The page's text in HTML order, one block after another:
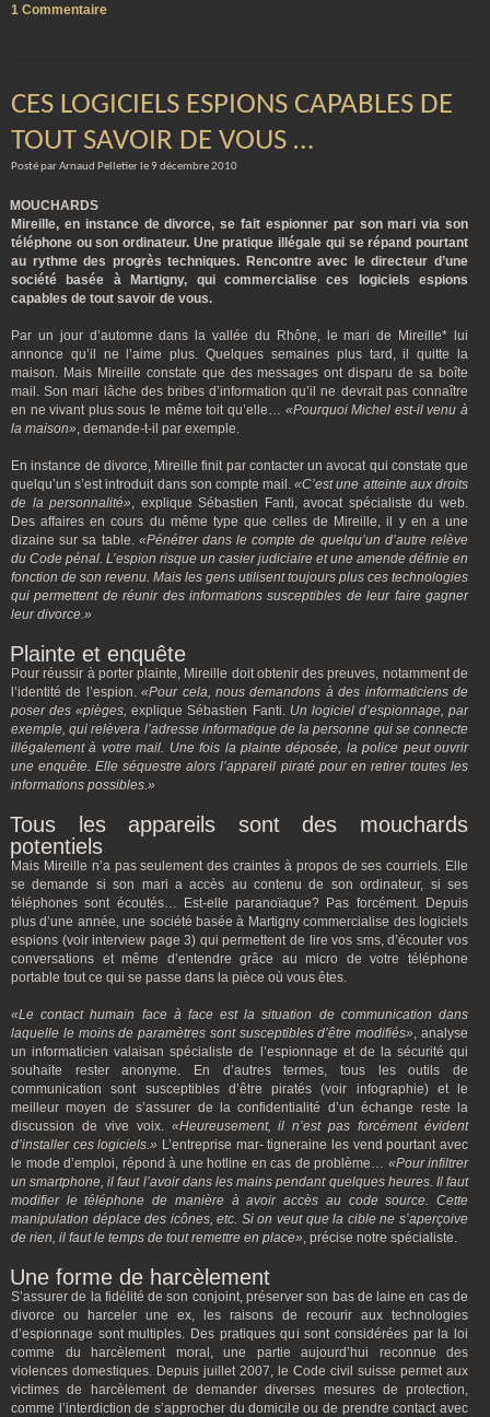
1 Commentaire
CES LOGICIELS ESPIONS CAPABLES DE
TOUT SAVOIR DE VOUS …
Posté par Arnaud Pelletier le 9 décembre 2010
MOUCHARDS
Mireille, en instance de divorce, se fait espionner par son mari via son
téléphone ou son ordinateur. Une pratique illégale qui se répand pourtant
au rythme des progrès techniques. Rencontre avec le directeur d’une
société basée à Martigny, qui commercialise ces logiciels espions
capables de tout savoir de vous.
Par un jour d’automne dans la vallée du Rhône, le mari de Mireille* lui
annonce qu’il ne l’aime plus. Quelques semaines plus tard, il quitte la
maison. Mais Mireille constate que des messages ont disparu de sa boîte
mail. Son mari lâche des bribes d’information qu’il ne devrait pas connaître
en ne vivant plus sous le même toit qu’elle… «Pourquoi Michel est-il venu à
la maison», demande-t-il par exemple.
En instance de divorce, Mireille finit par contacter un avocat qui constate que
quelqu’un s’est introduit dans son compte mail.«C’est une atteinte aux droits
de la personnalité», explique Sébastien Fanti, avocat spécialiste du web.
Des affaires en cours du même type que celles de Mireille, il y en a une
dizaine sur sa table. «Pénétrer dans le compte de quelqu’un d’autre relève
du Code pénal. L’espion risque un casier judiciaire et une amende définie en
fonction de son revenu. Mais les gens utilisent toujours plus ces technologies
qui permettent de réunir des informations susceptibles de leur faire gagner
leur divorce.»
Plainte et enquête
Pour réussir à porter plainte, Mireille doit obtenir des preuves, notamment de
l’identité de l’espion.«Pour cela, nous demandons à des informaticiens de
poser des «pièges,explique Sébastien Fanti. Un logiciel d’espionnage, par
exemple, qui relèvera l’adresse informatique de la personne qui se connecte
illégalement à votre mail. Une fois la plainte déposée, la police peut ouvrir
une enquête. Elle séquestre alors l’appareil piraté pour en retirer toutes les
informations possibles.»
Tous les appareils sont des mouchards
potentiels
Mais Mireille n’a pas seulement des craintes à propos de ses courriels. Elle
se demande si son mari a accès au contenu de son ordinateur, si ses
téléphones sont écoutés… Est-elle paranoïaque? Pas forcément. Depuis
plus d’une année, une société basée à Martigny commercialise des logiciels
espions (voir interview page 3) qui permettent de lire vos sms, d’écouter vos
conversations et même d’entendre grâce au micro de votre téléphone
portable tout ce qui se passe dans la pièce où vous êtes.
«Le contact humain face à face est la situation de communication dans
laquelle le moins de paramètres sont susceptibles d’être modifiés», analyse
un informaticien valaisan spécialiste de l’espionnage et de la sécurité qui
souhaite rester anonyme. En d’autres termes, tous les outils de
communication sont susceptibles d’être piratés (voir infographie) et le
meilleur moyen de s’assurer de la confidentialité d’un échange reste la
discussion de vive voix. «Heureusement, il n’est pas forcément évident
d’installer ces logiciels.» L’entreprise mar- tigneraine les vend pourtant avec
le mode d’emploi, répond à une hotline en cas de problème… «Pour infiltrer
un smartphone, il faut l’avoir dans les mains pendant quelques heures. Il faut
modifier le téléphone de manière à avoir accès au code source. Cette
manipulation déplace des icônes, etc. Si on veut que la cible ne s’aperçoive
de rien, il faut le temps de tout remettre en place», précise notre spécialiste.
Une forme de harcèlement
S’assurer de la fidélité de son conjoint, préserver son bas de laine en cas de
divorce ou harceler une ex, les raisons de recourir aux technologies
d’espionnage sont multiples. Des pratiques qui sont considérées par la loi
comme du harcèlement moral, une partie aujourd’hui reconnue des
violences domestiques. Depuis juillet 2007, le Code civil suisse permet aux
victimes de harcèlement de demander diverses mesures de protection,
comme l’interdiction de s’approcher du domicile ou de prendre contact avec